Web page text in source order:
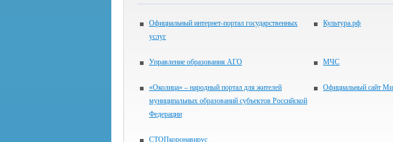
Официальный интернет-портал государственных
услуг
Культура.рф
Управление образования АГО МЧС
«Околица» – народный портал для жителей
муниципальных образований субъектов Российской
Федерации
Официальный сайт
СТОПкоронавирус